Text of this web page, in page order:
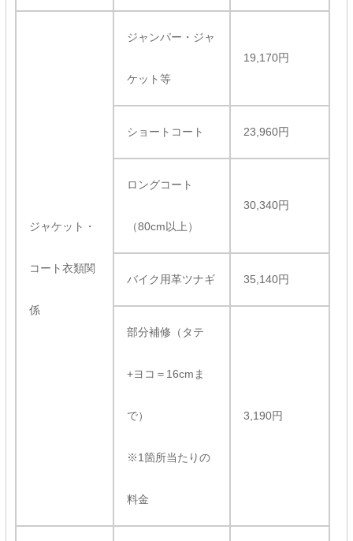
ジャケット・
コート衣類関
係
ジャンパー・ジャ
ケット等
19,170円
ショートコート 23,960円
ロングコート
（80cm以上）
30,340円
バイク用革ツナギ 35,140円
部分補修（タテ
+ヨコ＝16cmま
で）
※1箇所当たりの
料金
3,190円